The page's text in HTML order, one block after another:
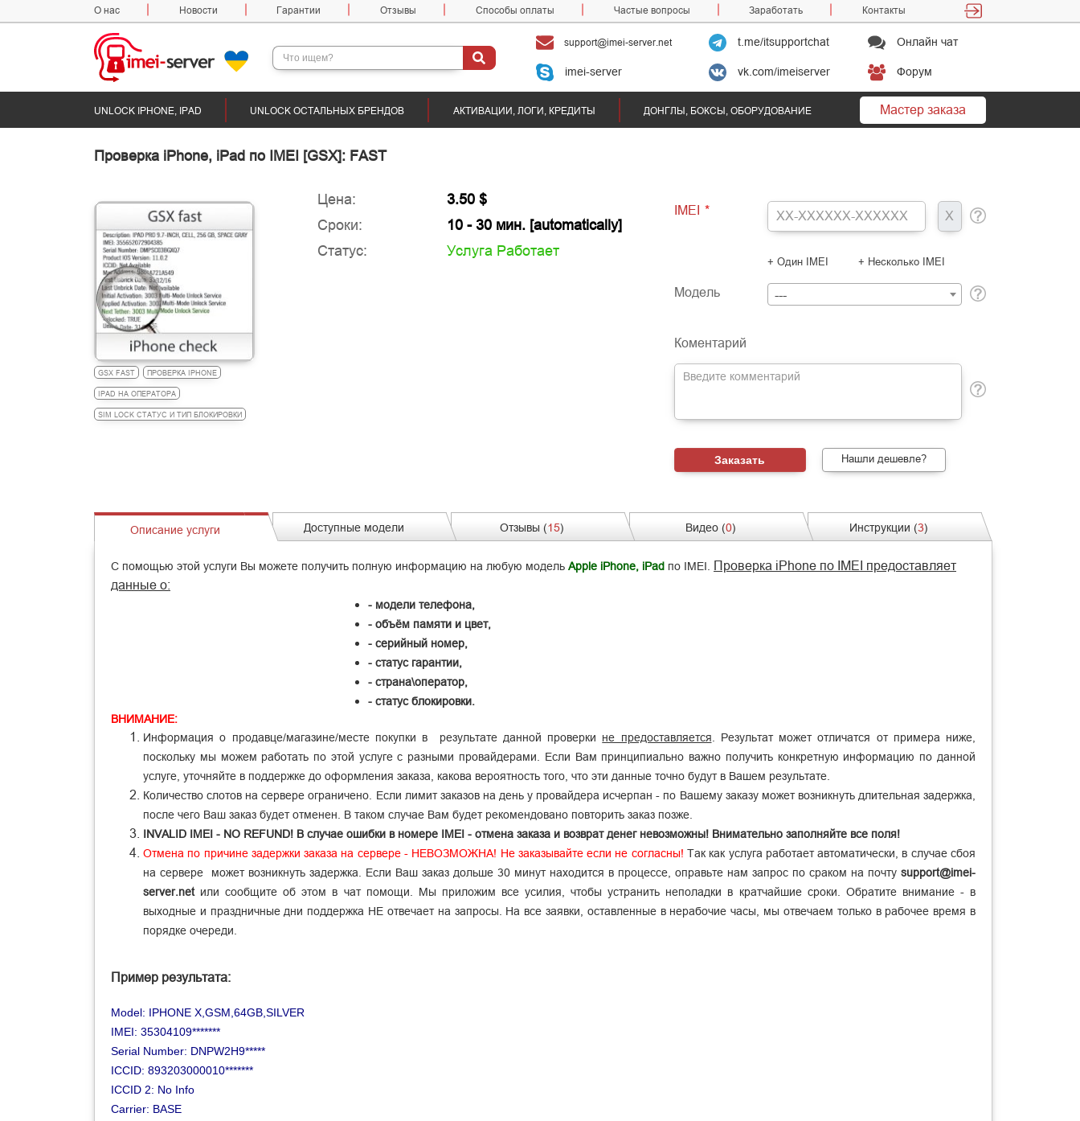
О нас Новости Гарантии Отзывы Способы оплаты Частые вопросы Заработать Контакты
support@imei-server.net t.me/itsupportchat Онлайн чат
imei-server vk.com/imeiserver Форум
UNLOCK IPHONE, IPAD UNLOCK ОСТАЛЬНЫХ БРЕНДОВ АКТИВАЦИИ, ЛОГИ, КРЕДИТЫ ДОНГЛЫ, БОКСЫ, ОБОРУДОВАНИЕ Мастер заказа
Проверка iPhone, iPad по IMEI [GSX]: FAST
GSX FAST ПРОВЕРКА IPHONE
IPAD НА ОПЕРАТОРА
SIM LOCK СТАТУС И ТИП БЛОКИРОВКИ
Цена:
3.50 $
Сроки:
10 - 30 мин. [automatically]
Статус:
Услуга Работает
IMEI *
+ Один IMEI + Несколько IMEI
Модель ---
Коментарий
Нашли дешевле?
Описание услуги Доступные модели Отзывы (15) Видео (0) Инструкции (3)
С помощью этой услуги Вы можете получить полную информацию на любую модель Apple iPhone, iPad по IMEI.
Проверка iPhone по IMEI предоставляет
данные о:
- модели телефона,
- объём памяти и цвет,
- серийный номер,
- статус гарантии,
- страна\оператор,
- статус блокировки.
ВНИМАНИЕ:
Информация о продавце/магазине/месте покупки в результате данной проверки не предоставляется . Результат может отличатся от примера ниже,
поскольку мы можем работать по этой услуге с разными провайдерами. Если Вам принципиально важно получить конкретную информацию по данной
услуге, уточняйте в поддержке до оформления заказа, какова вероятность того, что эти данные точно будут в Вашем результате.
Количество слотов на сервере ограничено. Если лимит заказов на день у провайдера исчерпан - по Вашему заказу может возникнуть длительная задержка,
после чего Ваш заказ будет отменен. В таком случае Вам будет рекомендовано повторить заказ позже.
INVALID IMEI - NO REFUND! В случае ошибки в номере IMEI - отмена заказа и возврат денег невозможны! Внимательно заполняйте все поля!
Отмена по причине задержки заказа на сервере - НЕВОЗМОЖНА! Не заказывайте если не согласны! Так как услуга работает автоматически, в случае сбоя
на сервере может возникнуть задержка. Если Ваш заказ дольше 30 минут находится в процессе, оправьте нам запрос по сраком на почту support@imei-
server.netили сообщите об этом в чат помощи. Мы приложим все усилия, чтобы устранить неполадки в кратчайшие сроки. Обратите внимание - в
выходные и праздничные дни поддержка НЕ отвечает на запросы. На все заявки, оставленные в нерабочие часы, мы отвечаем только в рабочее время в
порядке очереди.
Пример результата:
Model: IPHONE X,GSM,64GB,SILVER
IMEI: 35304109*******
Serial Number: DNPW2H9*****
ICCID: 893203000010*******
ICCID 2: No Info
Carrier: BASE